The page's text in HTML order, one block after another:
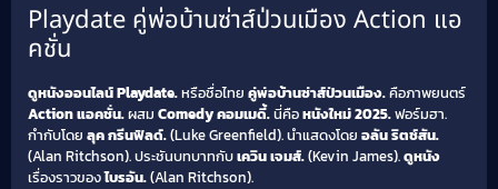
Playdate คู่พ่อบ้านซ่าส์ป่วนเมือง Action แอ
คชั่น
ดูหนังออนไลน์ Playdate.หรือชื่อไทย คู่พ่อบ้านซ่าส์ป่วนเมือง.คือภาพยนตร์
Action แอคชั่น.ผสม Comedy คอมเมดี้.นี่คือหนังใหม่ 2025.ฟอร์มฮา.
กำกับโดย ลุค กรีนฟิลด์.(Luke Greenfield). นำแสดงโดย อลัน ริตช์สัน.
(Alan Ritchson). ประชันบทบาทกับเควิน เจมส์.(Kevin James).ดูหนัง
เรื่องราวของไบรอัน.(Alan Ritchson).